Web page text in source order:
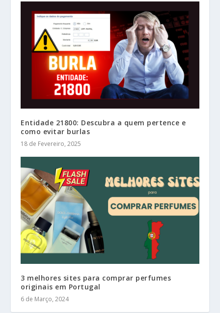
Entidade 21800: Descubra a quem pertence e
como evitar burlas
18 de Fevereiro, 2025
3 melhores sites para comprar perfumes
originais em Portugal
6 de Março, 2024